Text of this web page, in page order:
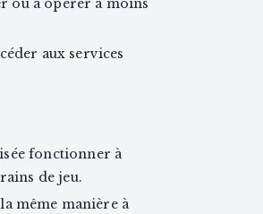
ou à opérer à moins
aux services
fonctionner à
de jeu.
même manière à